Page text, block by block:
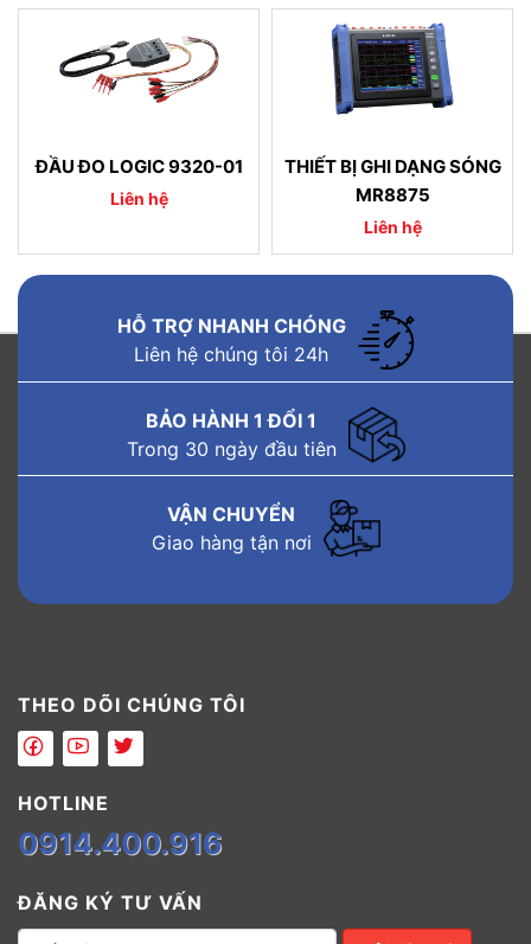
ĐẦU ĐO LOGIC 9320-01
Liên hệ
THIẾT BỊ GHI DẠNG SÓNG
MR8875
Liên hệ
HỖ TRỢ NHANH CHÓNG
Liên hệ chúng tôi 24h
BẢO HÀNH 1 ĐỔI 1
Trong 30 ngày đầu tiên
VẬN CHUYỂN
Giao hàng tận nơi
THEO DÕI CHÚNG TÔI
HOTLINE
0914.400.916
ĐĂNG KÝ TƯ VẤN